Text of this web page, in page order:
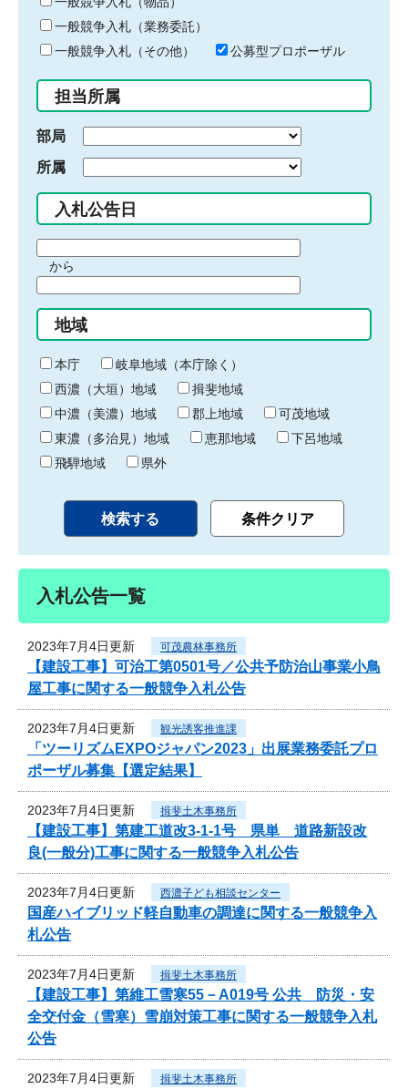
ワ
ー
ド
入
力
一般競争入札（業務委託）
一般競争入札（その他）
公募型プロポーザル
担当所属
部局
所属
入札公告日
間
始
り
から
間
終
わ
り
地域
本庁
岐阜地域（本庁除く）
西濃（大垣）地域
揖斐地域
中濃（美濃）地域
郡上地域
可茂地域
東濃（多治見）地域
恵那地域
下呂地域
飛騨地域
県外
入札公告一覧
2023年7月4日更新 可茂農林事務所
【建設工事】可治工第0501号／公共予防治山事業小鳥
屋工事に関する一般競争入札公告
2023年7月4日更新 観光誘客推進課
「ツーリズムEXPOジャパン2023」出展業務委託プロ
ポーザル募集【選定結果】
2023年7月4日更新 揖斐土木事務所
【建設工事】第建工道改3-1-1号 県単 道路新設改
良(一般分)工事に関する一般競争入札公告
2023年7月4日更新 西濃子ども相談センター
国産ハイブリッド軽自動車の調達に関する一般競争入
札公告
2023年7月4日更新 揖斐土木事務所
【建設工事】第維工雪寒55－A019号 公共 防災・安
全交付金（雪寒）雪崩対策工事に関する一般競争入札
公告
2023年7月4日更新 揖斐土木事務所